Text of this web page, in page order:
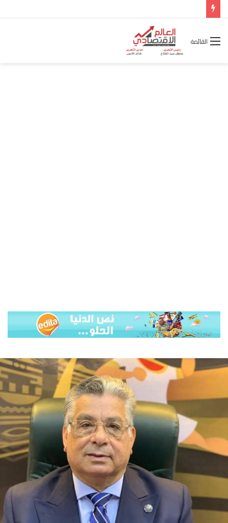
القائمة